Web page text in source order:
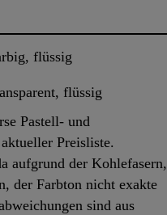
flüssig
flüssig
Pastell- und
Preisliste.
aufgrund der Kohlefasern,
der Farbton nicht exakte
sind aus